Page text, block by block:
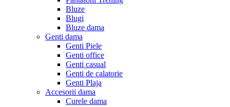
Bluze
Blugi
Bluze dama
Genti dama
Genti Piele
Genti office
Genti casual
Genti de calatorie
Genti Plaja
Accesorii dama
Curele dama